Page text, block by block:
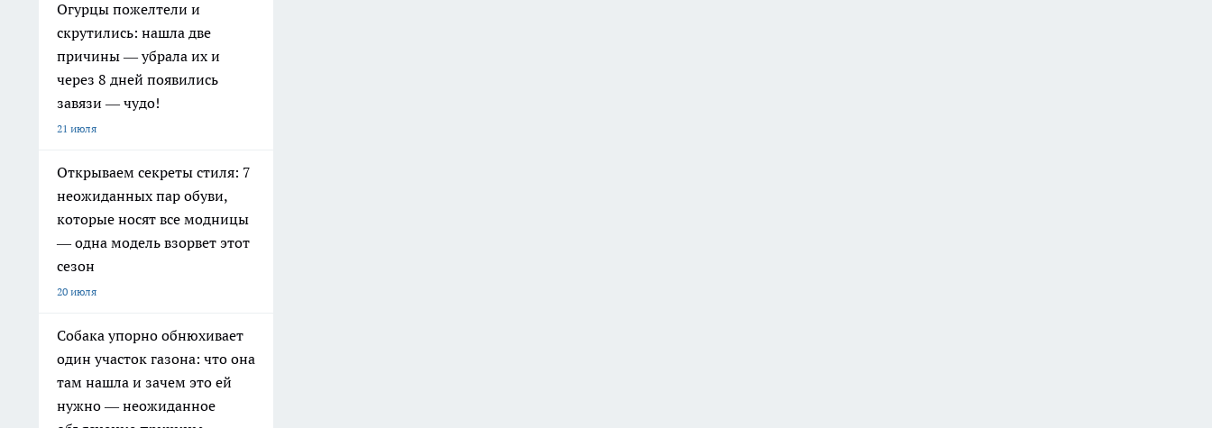
Огурцы пожелтели и
скрутились: нашла две
причины — убрала их и
через 8 дней появились
завязи — чудо!
21 июля
Открываем секреты стиля: 7
неожиданных пар обуви,
которые носят все модницы
— одна модель взорвет этот
сезон
20 июля
Собака упорно обнюхивает
один участок газона: что она
там нашла и зачем это ей
нужно — неожиданное